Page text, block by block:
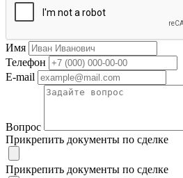
Имя
Телефон
E-mail
Вопрос
Прикрепить документы по сделке
Прикрепить документы по сделке